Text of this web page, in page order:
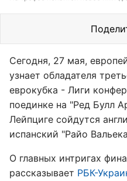
Сегодня, 27 мая,
узнает обладателя
еврокубка - Лиги
поединке на "Ред Булл
Лейпциге сойдутся
испанский "Райо
О главных интригах
рассказывает РБК-